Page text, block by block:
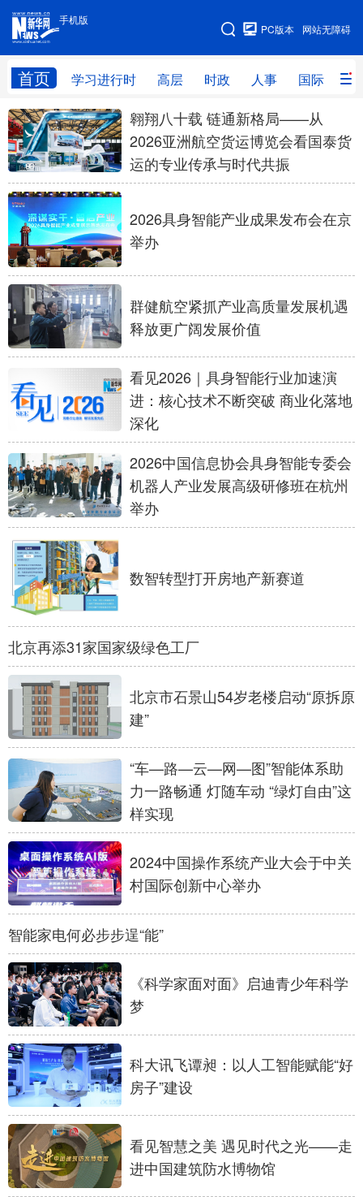
手机版
网站无障碍
PC版本
首页 学习进行时 高层 时政 人事 国际 财
手机版
网站地图
学习进行时 高层 时政 人事
国际 财经 网评
台湾 思客智库
科技 科创 量子 体育
文化
访谈
法律 中央文件 金融
食品 人居 信息化 数字经济
学术中国 乡村振兴 银龄 溯源中国
旅游
彩票 娱乐 时尚 悦读
公益 一带一路 亚太网 上市公司
文化产业
地方频道
北京 天津 河北 山西
辽宁 吉林 上海 江苏
浙江 安徽 福建 江西
山东 河南
广东 广西 海南 重庆
四川 贵州 云南 西藏
陕西 甘肃 青海 宁夏
新疆 内蒙古 黑龙江
多语种频道
English Español
Русский язык
Deutsch Português
翱翔八十载 链通新格局——从
2026亚洲航空货运博览会看国泰货
运的专业传承与时代共振
2026具身智能产业成果发布会在京
举办
群健航空紧抓产业高质量发展机遇
释放更广阔发展价值
看见2026｜具身智能行业加速演
进：核心技术不断突破 商业化落地
深化
2026中国信息协会具身智能专委会
机器人产业发展高级研修班在杭州
举办
数智转型打开房地产新赛道
北京再添31家国家级绿色工厂
北京市石景山54岁老楼启动“原拆原
建”
“车—路—云—网—图”智能体系助
力一路畅通 灯随车动 “绿灯自由”这
样实现
2024中国操作系统产业大会于中关
村国际创新中心举办
智能家电何必步步逞“能”
《科学家面对面》启迪青少年科学
梦
科大讯飞谭昶：以人工智能赋能“好
房子”建设
看见智慧之美 遇见时代之光——走
进中国建筑防水博物馆